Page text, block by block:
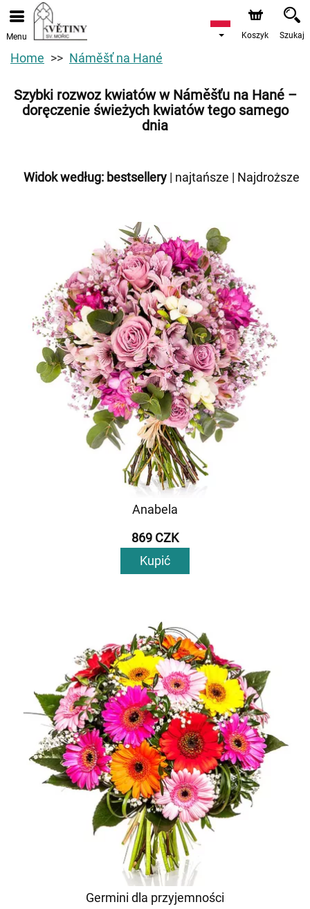
Menu Koszyk Szukaj
Home Náměšť na Hané
Szybki rozwoz kwiatów w Náměšťu na Hané –
doręczenie świeżych kwiatów tego samego
dnia
Widok według: bestsellery | najtańsze | Najdroższe
Anabela
869 CZK
Kupić
Germini dla przyjemności